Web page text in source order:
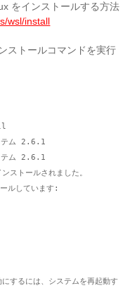
をインストールする方法
wsl/install
ストールコマンドを実行
テム 2.6.1
テム 2.6.1
トールされました。
ルしています:
するには、システムを再起動す